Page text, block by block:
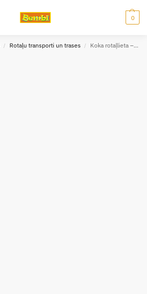
0
/ Rotaļu transporti un trases / Koka rotaļlieta – Automobiļu transportētājs